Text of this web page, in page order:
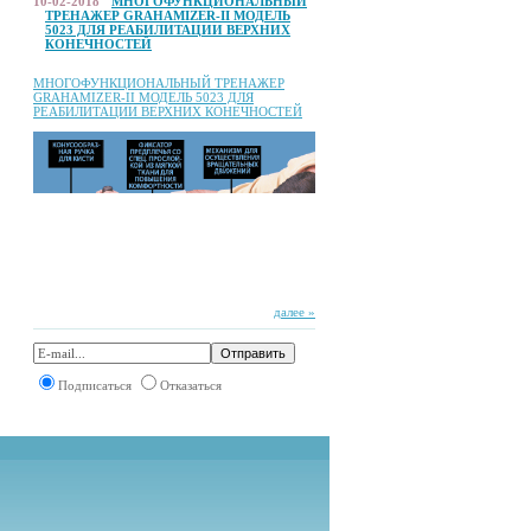
ТРЕНАЖЕР GRAHAMIZER-II МОДЕЛЬ
5023 ДЛЯ РЕАБИЛИТАЦИИ ВЕРХНИХ
КОНЕЧНОСТЕЙ
МНОГОФУНКЦИОНАЛЬНЫЙ ТРЕНАЖЕР
GRAHAMIZER-II МОДЕЛЬ 5023 ДЛЯ
РЕАБИЛИТАЦИИ ВЕРХНИХ КОНЕЧНОСТЕЙ
далее »
Подписаться Отказаться